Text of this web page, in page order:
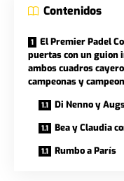
Contenidos
El Premier Padel
puertas con un guion
ambos cuadros
campeonas y
Di Nenno y
Bea y Claudia
Rumbo a París